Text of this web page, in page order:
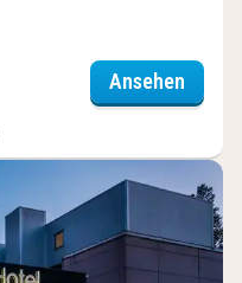
Ansehen